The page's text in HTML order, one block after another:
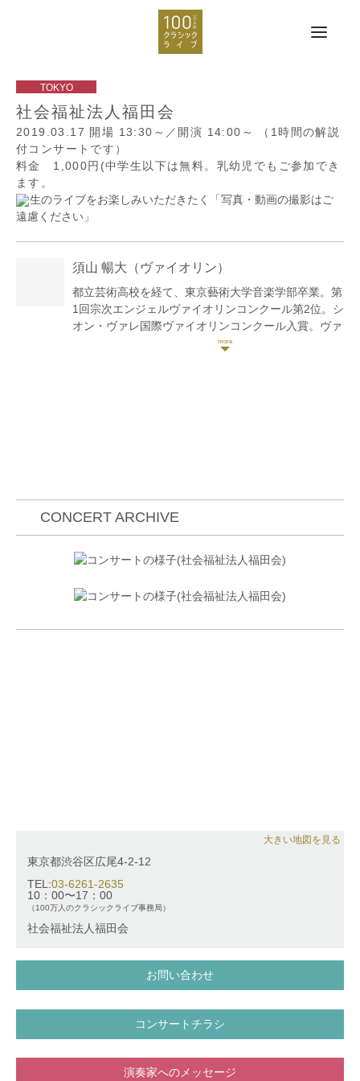
社会福祉法人福田会
2019.03.17 開場 13:30～／開演 14:00～
（1時間の解説
付コンサートです）
料金 1,000円(中学生以下は無料。乳幼児でもご参加でき
ます。
生のライブをお楽しみいただきたく「写真・動画の撮影はご
遠慮ください」
須山 暢大 （ヴァイオリン）
都立芸術高校を経て、東京藝術大学音楽学部卒業。第
1回宗次エンジェルヴァイオリンコンクール第2位。シ
オン・ヴァレ国際ヴァイオリンコンクール入賞。ヴァ
イオリンをG・フェイギン、石川静、G・プーレ、山
ストラにコンサートマスターとして客演した後、
CONCERT ARCHIVE
大きい地図を見る
東京都渋谷区広尾4-2-12
TEL:03-6261-2635
10：00〜17：00
（100万人のクラシックライブ事務局）
社会福祉法人福田会
お問い合わせ
コンサートチラシ
演奏家へのメッセージ